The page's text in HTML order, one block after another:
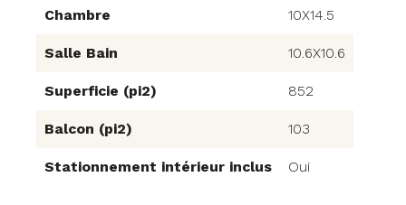
Chambre 10X14.5
Salle Bain 10.6X10.6
Superficie (pi2) 852
Balcon (pi2) 103
Stationnement intérieur inclus Oui